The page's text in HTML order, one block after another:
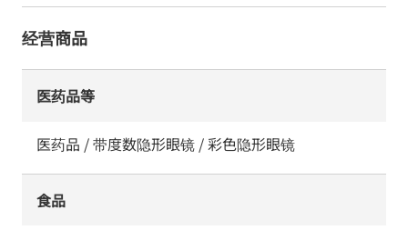
经营商品
医药品等
医药品 / 带度数隐形眼镜 / 彩色隐形眼镜
食品